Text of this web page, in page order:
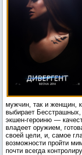
мужчин, так и женщин,
выбирает
экшен-героиню ―
владеет оружием,
своей цели, и, самое
возможности пройти
почти всегда